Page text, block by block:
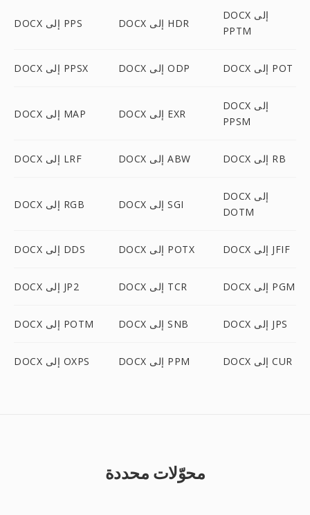
DOCX إلى PPS DOCX إلى HDR
DOCX إلى
PPTM
DOCX إلى PPSX DOCX إلى ODP DOCX إلى POT
DOCX إلى MAP DOCX إلى EXR
DOCX إلى
PPSM
DOCX إلى LRF DOCX إلى ABW DOCX إلى RB
DOCX إلى RGB DOCX إلى SGI
DOCX إلى
DOTM
DOCX إلى DDS DOCX إلى POTX DOCX إلى JFIF
DOCX إلى JP2 DOCX إلى TCR DOCX إلى PGM
DOCX إلى POTM DOCX إلى SNB DOCX إلى JPS
DOCX إلى OXPS DOCX إلى PPM DOCX إلى CUR
محوّلات محددة